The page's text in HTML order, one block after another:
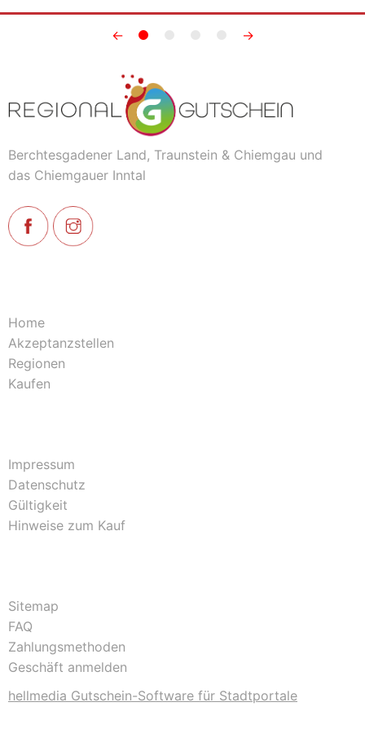
← →
Berchtesgadener Land, Traunstein & Chiemgau und
das Chiemgauer Inntal
Home
Akzeptanzstellen
Regionen
Kaufen
Impressum
Datenschutz
Gültigkeit
Hinweise zum Kauf
Sitemap
FAQ
Zahlungsmethoden
Geschäft anmelden
hellmedia Gutschein-Software für Stadtportale